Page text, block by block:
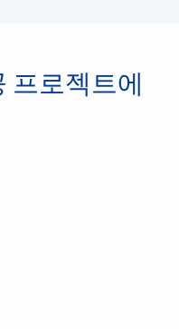
프로젝트에